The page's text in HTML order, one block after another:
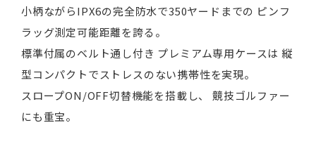
小柄ながらIPX6の完全防水で350ヤードまでの ピンフ
ラッグ測定可能距離を誇る。
標準付属のベルト通し付き プレミアム専用ケースは 縦
型コンパクトでストレスのない携帯性を実現。
スロープON/OFF切替機能を搭載し、 競技ゴルファー
にも重宝。